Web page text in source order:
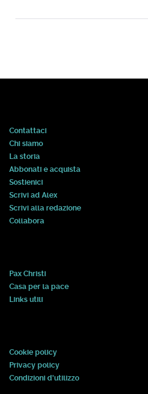
Contattaci
Chi siamo
La storia
Abbonati e acquista
Sostienici
Scrivi ad Alex
Scrivi alla redazione
Collabora
Pax Christi
Casa per la pace
Links utili
Cookie policy
Privacy policy
Condizioni d'utilizzo